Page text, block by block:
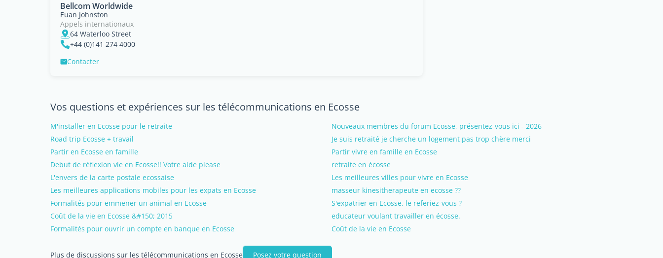
Bellcom Worldwide
Euan Johnston
Appels internationaux
64 Waterloo Street
+44 (0)141 274 4000
Contacter
Vos questions et expériences sur les télécommunications en Ecosse
M'installer en Ecosse pour le retraite
Nouveaux membres du forum Ecosse, présentez-vous ici - 2026
Road trip Ecosse + travail
Je suis retraité je cherche un logement pas trop chère merci
Partir en Ecosse en famille
Partir vivre en famille en Ecosse
Debut de réflexion vie en Ecosse!! Votre aide please
retraite en écosse
L'envers de la carte postale ecossaise
Les meilleures villes pour vivre en Ecosse
Les meilleures applications mobiles pour les expats en Ecosse
masseur kinesitherapeute en ecosse ??
Formalités pour emmener un animal en Ecosse
S'expatrier en Ecosse, le referiez-vous ?
Coût de la vie en Ecosse &#150; 2015
educateur voulant travailler en écosse.
Formalités pour ouvrir un compte en banque en Ecosse
Coût de la vie en Ecosse
Plus de discussions sur les télécommunications en Ecosse Posez votre question